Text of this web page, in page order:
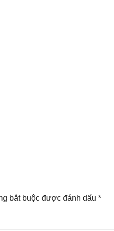
bắt buộc được đánh dấu *